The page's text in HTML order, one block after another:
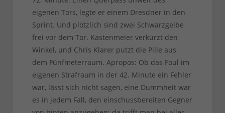
eigenen Tors, legte er einem Dresdner in den
Sprint. Und plötzlich sind zwei Schwarzgelbe
frei vor dem Tor. Kastenmeier verkürzt den
Winkel, und Chris Klarer putzt die Pille aus
dem Fünfmeterraum. Apropos: Ob das Foul im
eigenen Strafraum in der 42. Minute ein Fehler
war, lässt sich nicht sagen, eine Dummheit war
es in jedem Fall, den einschussbereiten Gegner